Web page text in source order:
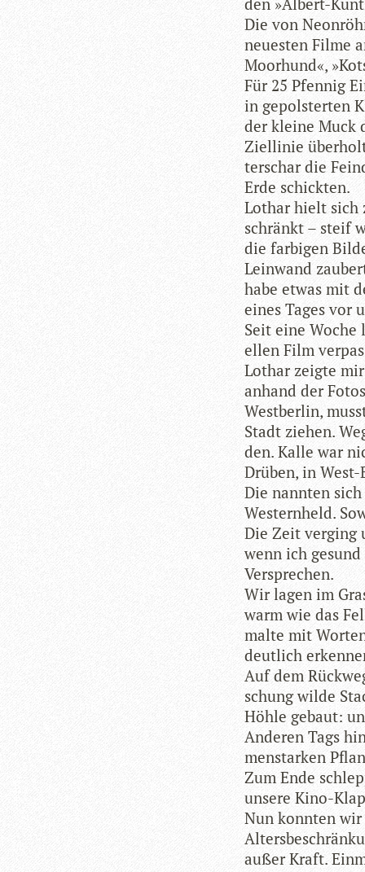
Die von
neu­es­ten Filme
Moor­hund«,
Für 25 Pfen­nig
in gepols­ter­ten
der kleine Muck
Ziel­li­nie
ter­schar die
Erde schickten.
Lothar hielt sich
schränkt – steif
die far­bi­gen
Lein­wand
habe etwas mit
eines Tages vor
Seit eine
el­len Film
Lothar zeigte
anhand der
West­ber­lin,
Stadt zie­hen.
den. Kalle war
Drü­ben, in
Die nann­ten
Wes­tern­held.
Die Zeit ver­ging
wenn ich
Versprechen.
Wir lagen im
warm wie das
malte mit
deut­lich
Auf dem
schung wilde
Höhle gebaut:
Ande­ren Tags
men­star­ken
Zum Ende
unsere Kino-
Nun konn­ten
außer Kraft.